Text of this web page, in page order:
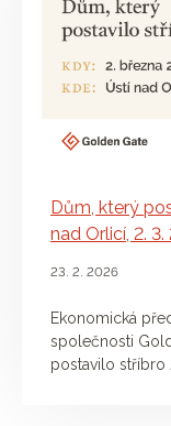
Dům, který
nad Orlicí, 2.
23. 2. 2026
Ekonomická
společnosti
postavilo stříbro